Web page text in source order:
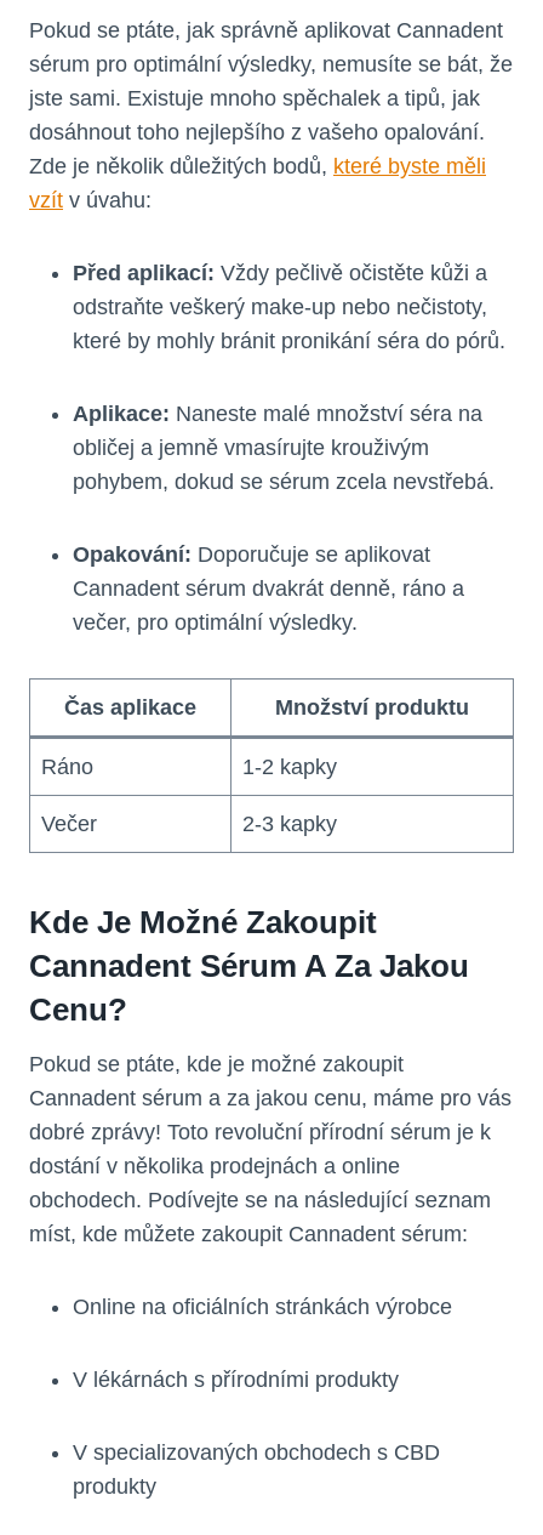
Pokud se ptáte, jak správně aplikovat Cannadent
sérum pro optimální výsledky, nemusíte se bát, že
jste sami. Existuje mnoho spěchalek a tipů, jak
dosáhnout toho nejlepšího z vašeho opalování.
Zde je několik důležitých bodů, které byste měli
vzít v úvahu:
Před aplikací: Vždy pečlivě očistěte kůži a
odstraňte veškerý make-up nebo nečistoty,
které by mohly bránit pronikání séra do pórů.
Aplikace: Naneste malé množství séra na
obličej a jemně vmasírujte krouživým
pohybem, dokud se sérum zcela nevstřebá.
Opakování: Doporučuje se aplikovat
Cannadent sérum dvakrát denně, ráno a
večer, pro optimální výsledky.
Čas aplikace Množství produktu
Ráno 1-2 kapky
Večer 2-3 kapky
Kde Je Možné Zakoupit
Cannadent Sérum A Za Jakou
Cenu?
Pokud se ptáte, kde je možné zakoupit
Cannadent sérum a za jakou cenu, máme pro vás
dobré zprávy! Toto revoluční přírodní sérum je k
dostání v několika prodejnách a online
obchodech. Podívejte se na následující seznam
míst, kde můžete zakoupit Cannadent sérum:
Online na oficiálních stránkách výrobce
V lékárnách s přírodními produkty
V specializovaných obchodech s CBD
produkty